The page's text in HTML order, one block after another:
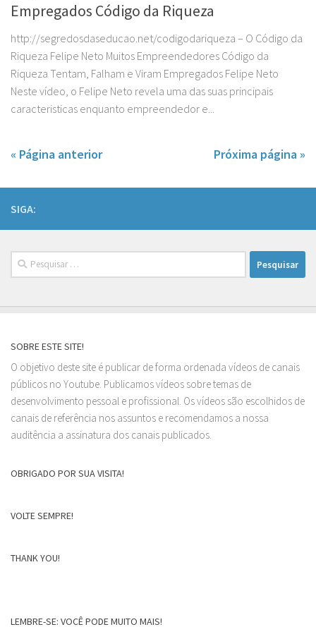
Empregados Código da Riqueza
http://segredosdaseducao.net/codigodariqueza – O Código da
Riqueza Felipe Neto Muitos Empreendedores Código da
Riqueza Tentam, Falham e Viram Empregados Felipe Neto
Neste vídeo, o Felipe Neto revela uma das suas principais
caracteristicas enquanto empreendedor e...
« Página anterior Próxima página »
SIGA:
Pesquisar
por:
SOBRE ESTE SITE!
O objetivo deste site é publicar de forma ordenada vídeos de canais
públicos no Youtube. Publicamos vídeos sobre temas de
desenvolvimento pessoal e profissional. Os vídeos são escolhidos de
canais de referência nos assuntos e recomendamos a nossa
auditência a assinatura dos canais publicados.
OBRIGADO POR SUA VISITA!
VOLTE SEMPRE!
THANK YOU!
LEMBRE-SE: VOCÊ PODE MUITO MAIS!